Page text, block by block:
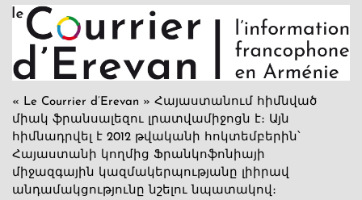
« Le Courrier d’Erevan » Հայաստանում հիմնված
միակ ֆրանսալեզու լրատվամիջոցն է։ Այն
հիմնադրվել է 2012 թվականի հոկտեմբերին՝
Հայաստանի կողմից Ֆրանկոֆոնիայի
միջազգային կազմակերպությանը լիիրավ
անդամակցությունը նշելու նպատակով։